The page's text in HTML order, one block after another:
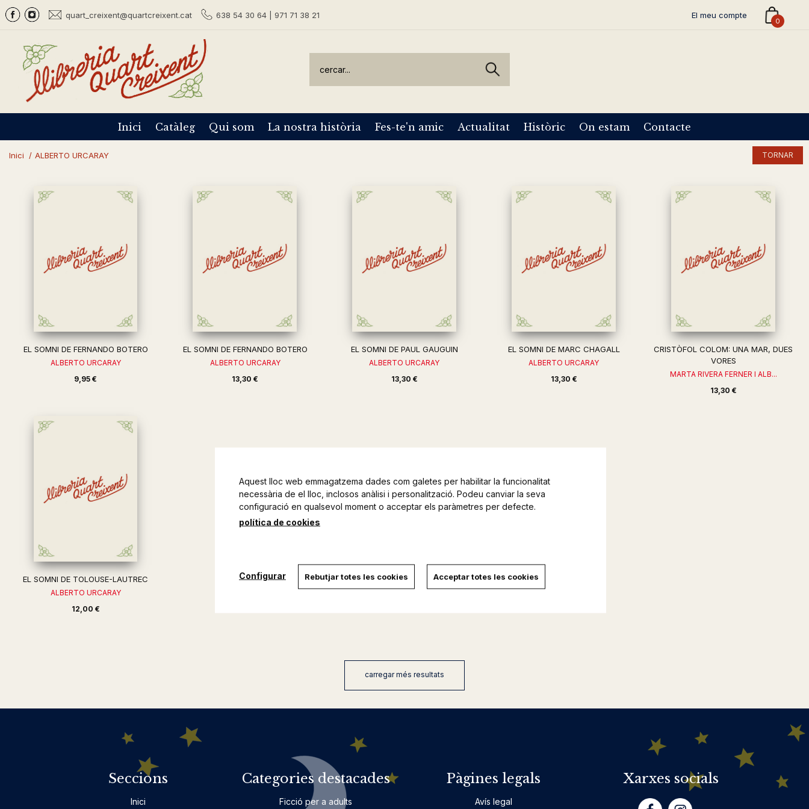
quart_creixent@quartcreixent.cat 638 54 30 64 | 971 71 38 21 El meu compte
0
Inici Catàleg Qui som La nostra història Fes-te'n amic Actualitat Històric On estam Contacte
Inici / ALBERTO URCARAY TORNAR
EL SOMNI DE FERNANDO BOTERO
ALBERTO URCARAY
9,95 €
EL SOMNI DE FERNANDO BOTERO
ALBERTO URCARAY
13,30 €
EL SOMNI DE PAUL GAUGUIN
ALBERTO URCARAY
13,30 €
EL SOMNI DE MARC CHAGALL
ALBERTO URCARAY
13,30 €
CRISTÒFOL COLOM: UNA MAR, DUES
VORES
MARTA RIVERA FERNER I ALB...
13,30 €
EL SOMNI DE TOLOUSE-LAUTREC
ALBERTO URCARAY
12,00 €
carregar més resultats
Seccions
Inici
Categories destacades
Ficció per a adults
Pàgines legals
Avís legal
Xarxes socials
Aquest lloc web emmagatzema dades com galetes per habilitar la funcionalitat
necessària de el lloc, inclosos anàlisi i personalització. Podeu canviar la seva
configuració en qualsevol moment o acceptar els paràmetres per defecte.
política de cookies
Configurar Rebutjar totes les cookies Acceptar totes les cookies